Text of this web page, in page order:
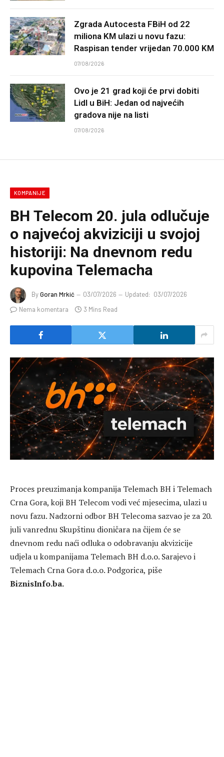
Zgrada Autocesta FBiH od 22
miliona KM ulazi u novu fazu:
Raspisan tender vrijedan 70.000 KM
07/08/2026
Ovo je 21 grad koji će prvi dobiti
Lidl u BiH: Jedan od najvećih
gradova nije na listi
07/08/2026
KOMPANIJE
BH Telecom 20. jula odlučuje
o najvećoj akviziciji u svojoj
historiji: Na dnevnom redu
kupovina Telemacha
ByGoran Mrkić 03/07/2026 Updated: 03/07/2026
Nema komentara
3 Mins Read
Proces preuzimanja kompanija Telemach BH i Telemach
Crna Gora, koji BH Telecom vodi već mjesecima, ulazi u
novu fazu. Nadzorni odbor BH Telecoma sazvao je za 20.
juli vanrednu Skupštinu dioničara na čijem će se
dnevnom redu naći odluka o odobravanju akvizicije
udjela u kompanijama Telemach BH d.o.o. Sarajevo i
Telemach Crna Gora d.o.o. Podgorica, piše
BiznisInfo.ba.